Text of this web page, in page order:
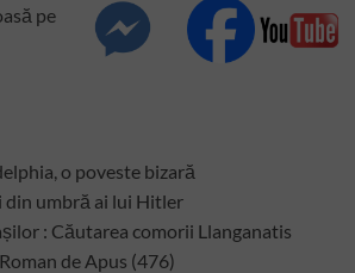
o poveste bizară
umbră ai lui Hitler
: Căutarea comorii Llanganatis
de Apus (476)